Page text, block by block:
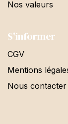
Nos valeurs
S'informer
CGV
Mentions
Nous contacter